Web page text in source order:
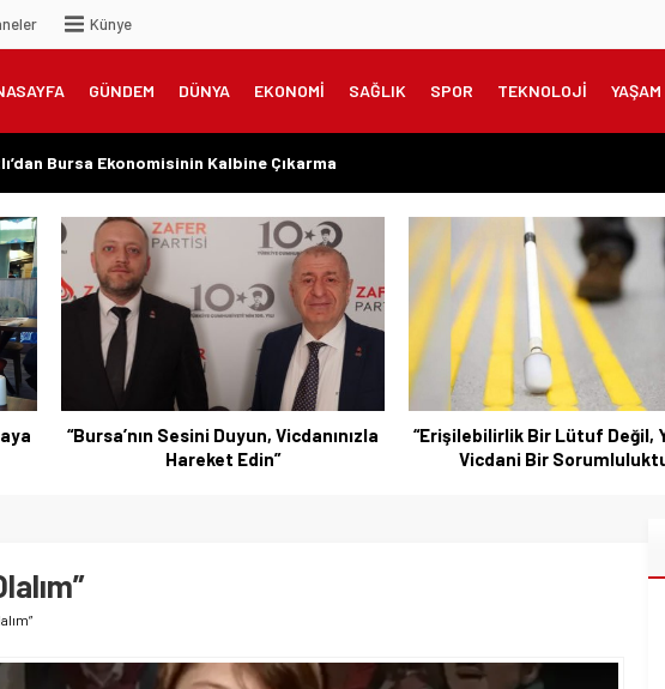
Künye
GÜNDEM DÜNYA EKONOMİ SAĞLIK SPOR TEKNOLOJİ YAŞAM
Bursa Ekonomisinin Kalbine Çıkarma
Neden Emeklilere Uygulanmadı?”
Kazanılmış Haklar Korunmalı, Belirsizlikler Son Bulmalı”
Bu Ülkede Başarıyı Kimsenin Lütfuyla Değil, İğneyle Kuyu Kazarak Kazanıyor”
Siyasi Tartışmaların Değil, Millet Vicdanının Konusudur”
“Erişilebilirlik Bir Lütuf Değil, Yasal ve
Vicdani Bir Sorumluluktur”
“Bursa’nın Sorunlarını
Değil, Çözmek İçin Yola